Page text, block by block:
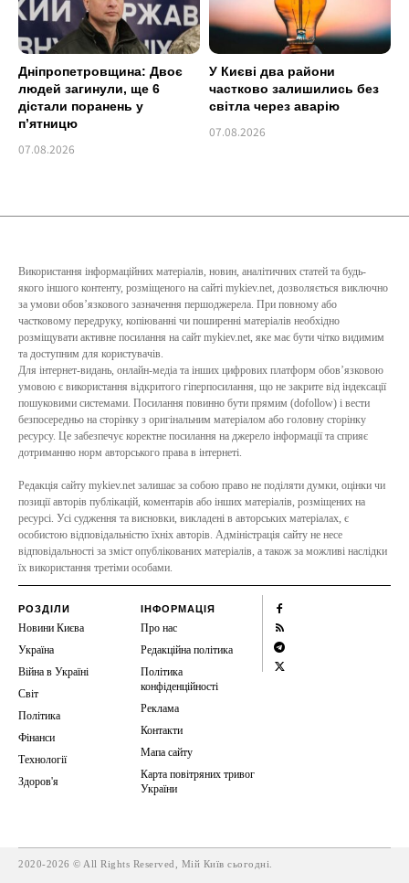
Дніпропетровщина: Двоє
людей загинули, ще 6
дістали поранень у
п’ятницю
07.08.2026
У Києві два райони
частково залишились без
світла через аварію
07.08.2026
Використання інформаційних матеріалів, новин, аналітичних статей та будь-
якого іншого контенту, розміщеного на сайті mykiev.net, дозволяється виключно
за умови обов’язкового зазначення першоджерела. При повному або
частковому передруку, копіюванні чи поширенні матеріалів необхідно
розміщувати активне посилання на сайт mykiev.net, яке має бути чітко видимим
та доступним для користувачів.
Для інтернет-видань, онлайн-медіа та інших цифрових платформ обов’язковою
умовою є використання відкритого гіперпосилання, що не закрите від індексації
пошуковими системами. Посилання повинно бути прямим (dofollow) і вести
безпосередньо на сторінку з оригінальним матеріалом або головну сторінку
ресурсу. Це забезпечує коректне посилання на джерело інформації та сприяє
дотриманню норм авторського права в інтернеті.
Редакція сайту mykiev.net залишає за собою право не поділяти думки, оцінки чи
позиції авторів публікацій, коментарів або інших матеріалів, розміщених на
ресурсі. Усі судження та висновки, викладені в авторських матеріалах, є
особистою відповідальністю їхніх авторів. Адміністрація сайту не несе
відповідальності за зміст опублікованих матеріалів, а також за можливі наслідки
їх використання третіми особами.
РОЗДІЛИ
Новини Києва
Україна
Війна в Україні
Світ
Політика
Фінанси
Технології
Здоров'я
ІНФОРМАЦІЯ
Про нас
Редакційна політика
Політика
конфіденційності
Реклама
Контакти
Мапа сайту
Карта повітряних тривог
України
2020-2026 © All Rights Reserved, Мій Київ сьогодні.